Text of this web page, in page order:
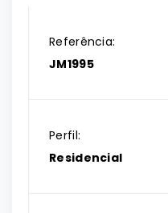
Referência:
JM1995
Perfil:
Residencial